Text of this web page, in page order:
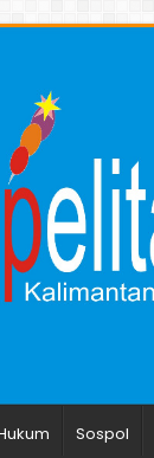
Sospol